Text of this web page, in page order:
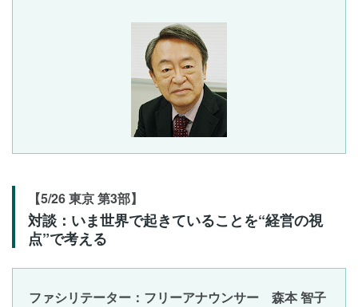
【5/26 東京 第3部】
対談：いま世界で起きていることを“経営の視
点”で考える
ファシリテーター：フリーアナウンサー 森本 智子